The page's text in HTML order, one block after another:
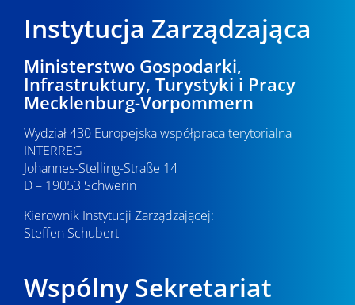
Instytucja Zarządzająca
Ministerstwo Gospodarki,
Infrastruktury, Turystyki i Pracy
Mecklenburg-Vorpommern
Wydział 430 Europejska współpraca terytorialna
INTERREG
Johannes-Stelling-Straße 14
D – 19053 Schwerin
Kierownik Instytucji Zarządzającej:
Steffen Schubert
Wspólny Sekretariat